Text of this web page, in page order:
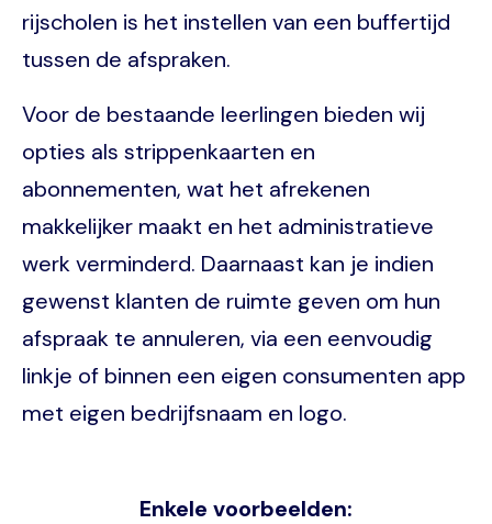
rijscholen is het instellen van een buffertijd
tussen de afspraken.
Voor de bestaande leerlingen bieden wij
opties als strippenkaarten en
abonnementen, wat het afrekenen
makkelijker maakt en het administratieve
werk verminderd. Daarnaast kan je indien
gewenst klanten de ruimte geven om hun
afspraak te annuleren, via een eenvoudig
linkje of binnen een eigen consumenten app
met eigen bedrijfsnaam en logo.
Enkele voorbeelden: